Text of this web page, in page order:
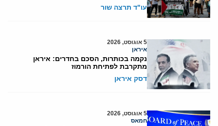
עו"ד תרצה שור
5 אוגוסט, 2026
איראן
נקמה בכותרות, הסכם בחדרים: איראן
מתקרבת לפתיחת הורמוז
דסק איראן
5 אוגוסט, 2026
חמאס